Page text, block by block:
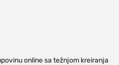
online sa težnjom kreiranja